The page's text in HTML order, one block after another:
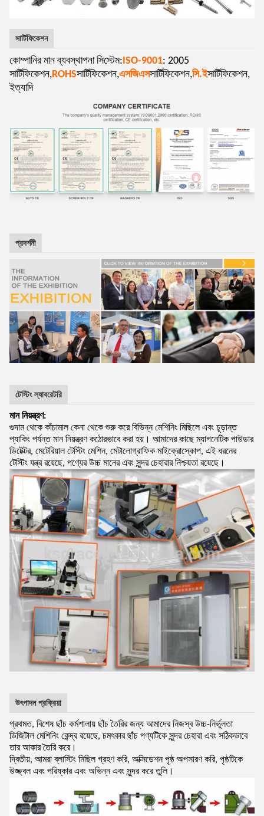
সার্টিফিকেশন
কোম্পানির মান ব্যবস্থাপনা সিস্টেম:ISO-9001: 2005
সার্টিফিকেশন,ROHSসার্টিফিকেশন,এসজিএসসার্টিফিকেশন,সি.ইসার্টিফিকেশন,
ইত্যাদি
প্রদর্শনী
টেস্টিং ল্যাবরেটরি
মান নিয়ন্ত্রণ:
গুদাম থেকে কাঁচামাল কেনা থেকে শুরু করে বিভিন্ন মেশিনিং মিছিলে এবং চূড়ান্ত
প্যাকিং পর্যন্ত মান নিয়ন্ত্রণ কঠোরভাবে করা হয়। আমাদের কাছে ম্যাগনেটিক পাউডার
ডিটেক্টর, মেটেরিয়াল টেস্টিং মেশিন, মেটালোগ্রাফিক মাইক্রোস্কোপ, এই ধরনের
টেস্টিং যন্ত্র রয়েছে, পণ্যের উচ্চ মানের এবং সুন্দর চেহারার নিশ্চয়তা রয়েছে।
উৎপাদন প্রক্রিয়া
প্রথমত, বিশেষ ছাঁচ কর্মশালায় ছাঁচ তৈরির জন্য আমাদের নিজস্ব উচ্চ-নির্ভুলতা
ডিজিটাল মেশিনিং কেন্দ্র রয়েছে, চমৎকার ছাঁচ পণ্যটিকে সুন্দর চেহারা এবং সঠিকভাবে
তার আকার তৈরি করে।
দ্বিতীয়, আমরা ব্লাস্টিং মিছিল গ্রহণ করি, অক্সিডেশন পৃষ্ঠ অপসারণ করি, পৃষ্ঠটিকে
উজ্জ্বল এবং পরিষ্কার এবং অভিন্ন এবং সুন্দর করে তুলি।